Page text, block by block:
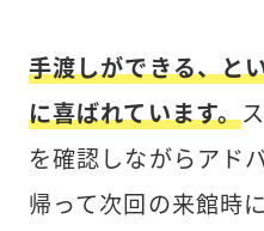
手渡しができる、と
に喜ばれています。
を確認しながらアド
帰って次回の来館時